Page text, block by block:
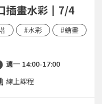
插畫水彩┃7/4
#水彩
#繪畫
週一 14:00-17:00
線上課程